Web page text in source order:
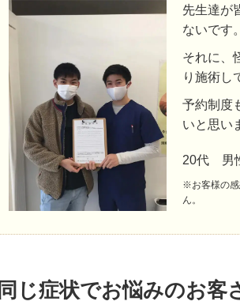
先生達が
ないです。
それに、
り施術し
予約制度
いと思い
20代 男
※お客様の感
ん。
同じ症状でお悩みのお客